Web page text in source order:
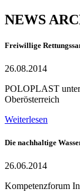
NEWS
Freiwillige
26.08.2014
POLOPLAST
Oberösterreich
Weiterlesen
Die nachhaltige
26.06.2014
Kompetenzforum